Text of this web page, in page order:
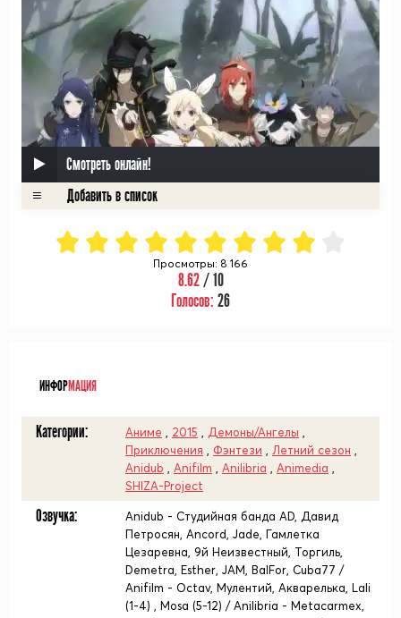
Смотреть онлайн!
Просмотры: 8 166
8.62/ 10
Голосов: 26
ИНФОРМАЦИЯ
Категории: Аниме 2015 Демоны/Ангелы
Приключения
Фэнтези Летний сезон
Anidub
Anifilm Anilibria Animedia
SHIZA-Project
Озвучка:
Anidub - Студийная банда AD, Давид
Петросян, Ancord, Jade, Гамлетка
Цезаревна, 9й Неизвестный, Торгиль,
Demetra, Esther, JAM, BalFor, Cuba77 /
Anifilm - Octav, Мулентий, Акварелька, Lali
(1-4) , Mosa (5-12) / Anilibria - Metacarmex,